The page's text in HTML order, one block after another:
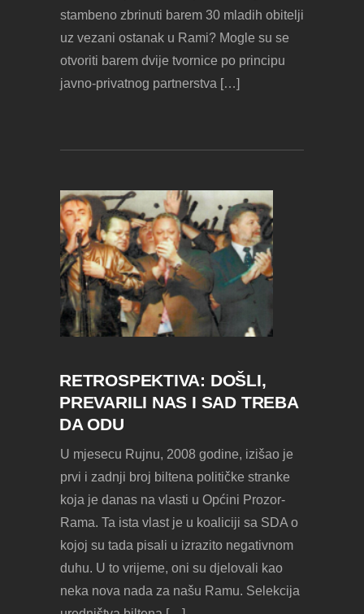
stambeno zbrinuti barem 30 mladih obitelji
uz vezani ostanak u Rami? Mogle su se
otvoriti barem dvije tvornice po principu
javno-privatnog partnerstva […]
RETROSPEKTIVA: DOŠLI,
PREVARILI NAS I SAD TREBA
DA ODU
U mjesecu Rujnu, 2008 godine, izišao je
prvi i zadnji broj biltena političke stranke
koja je danas na vlasti u Općini Prozor-
Rama. Ta ista vlast je u koaliciji sa SDA o
kojoj su tada pisali u izrazito negativnom
duhu. U to vrijeme, oni su djelovali kao
neka nova nada za našu Ramu. Selekcija